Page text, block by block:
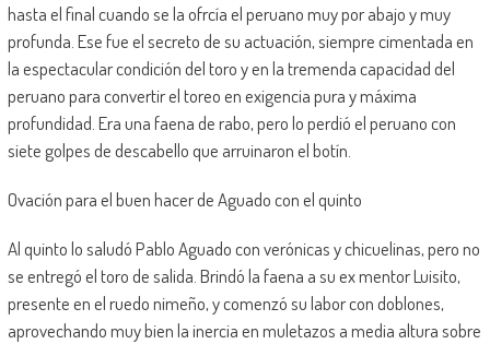
hasta el final cuando se la ofrcía el peruano muy por abajo y muy
profunda. Ese fue el secreto de su actuación, siempre cimentada en
la espectacular condición del toro y en la tremenda capacidad del
peruano para convertir el toreo en exigencia pura y máxima
profundidad. Era una faena de rabo, pero lo perdió el peruano con
siete golpes de descabello que arruinaron el botín.
Ovación para el buen hacer de Aguado con el quinto
Al quinto lo saludó Pablo Aguado con verónicas y chicuelinas, pero no
se entregó el toro de salida. Brindó la faena a su ex mentor Luisito,
presente en el ruedo nimeño, y comenzó su labor con doblones,
aprovechando muy bien la inercia en muletazos a media altura sobre